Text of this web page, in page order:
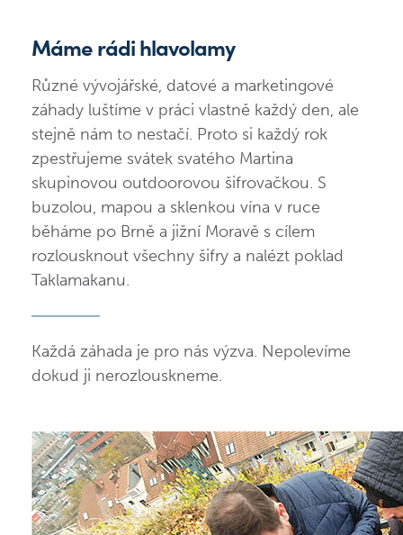
Máme rádi hlavolamy
Různé vývojářské, datové a marketingové
záhady luštíme v práci vlastně každý den, ale
stejně nám to nestačí. Proto si každý rok
zpestřujeme svátek svatého Martina
skupinovou outdoorovou šifrovačkou. S
buzolou, mapou a sklenkou vína v ruce
běháme po Brně a jižní Moravě s cílem
rozlousknout všechny šifry a nalézt poklad
Taklamakanu.
Každá záhada je pro nás výzva. Nepolevíme
dokud ji nerozlouskneme.